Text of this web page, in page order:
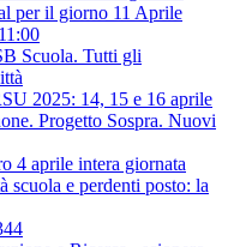
per il giorno 11 Aprile
Scuola. Tutti gli
2025: 14, 15 e 16 aprile
Progetto Sospra. Nuovi
4 aprile intera giornata
e perdenti posto: la